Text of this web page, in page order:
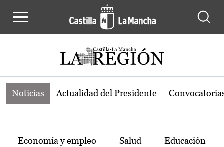
Noticias de la región de Castilla-La
Noticias Actualidad del Presidente
Temas
Economía y empleo Salud Educación